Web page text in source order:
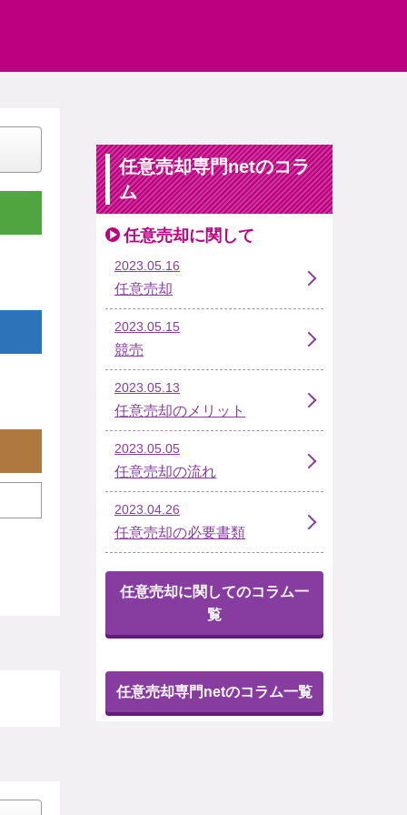
任意売却専門netのコラ
ム
任意売却に関して
2023.05.16
任意売却
2023.05.15
競売
2023.05.13
任意売却のメリット
2023.05.05
任意売却の流れ
2023.04.26
任意売却の必要書類
任意売却に関してのコラム一
覧
任意売却専門netのコラム一覧